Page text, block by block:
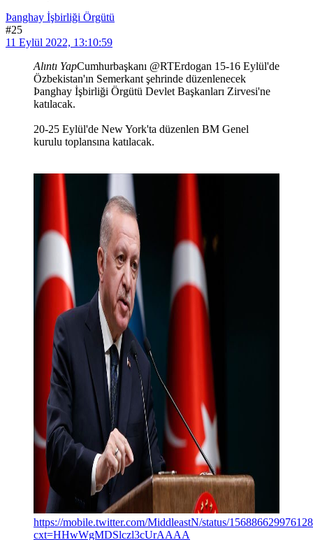
Þanghay İşbirliği Örgütü
#25
11 Eylül 2022, 13:10:59
Alıntı YapCumhurbaşkanı @RTErdogan 15-16 Eylül'de
Özbekistan'ın Semerkant şehrinde düzenlenecek
Þanghay İşbirliği Örgütü Devlet Başkanları Zirvesi'ne
katılacak.
20-25 Eylül'de New York'ta düzenlen BM Genel
kurulu toplansına katılacak.
https://mobile.twitter.com/MiddleastN/status/
cxt=HHwWgMDSlczl3cUrAAAA